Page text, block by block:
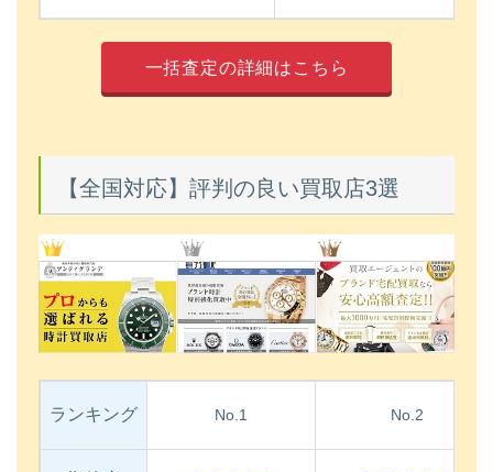
一括査定の詳細はこちら
【全国対応】評判の良い買取店3選
ランキング No.1 No.2